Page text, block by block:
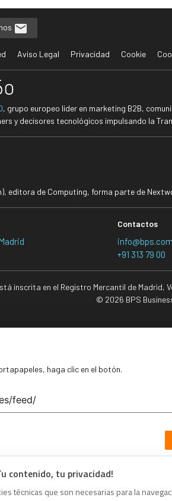
contenido, tu privacidad!
técnicas que son necesarias para la
Aviso Legal Privacidad Cookie
, grupo europeo líder en marketing B2B,
y decisores tecnológicos impulsando la
editora de Computing, forma parte de
Contactos
+91 313 79 00
inscrita en el Registro Mercantil de Madrid,
© 2026 BPS
haga clic en el botón.